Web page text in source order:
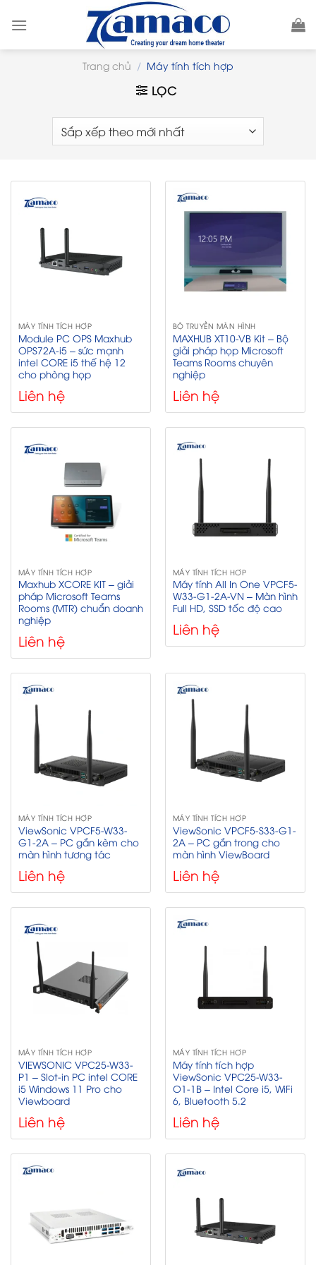
Trang chủ / Máy tính tích hợp
LỌC
MÁY TÍNH TÍCH HỢP
Module PC OPS Maxhub
OPS72A-i5 – sức mạnh
intel CORE i5 thế hệ 12
cho phòng họp
Liên hệ
BỘ TRUYỀN MÀN HÌNH
MAXHUB XT10-VB Kit – Bộ
giải pháp họp Microsoft
Teams Rooms chuyên
nghiệp
Liên hệ
MÁY TÍNH TÍCH HỢP
Maxhub XCORE KIT – giải
pháp Microsoft Teams
Rooms (MTR) chuẩn doanh
nghiệp
Liên hệ
MÁY TÍNH TÍCH HỢP
Máy tính All In One VPCF5-
W33-G1-2A-VN – Màn hình
Full HD, SSD tốc độ cao
Liên hệ
MÁY TÍNH TÍCH HỢP
ViewSonic VPCF5-W33-
G1-2A – PC gắn kèm cho
màn hình tương tác
Liên hệ
MÁY TÍNH TÍCH HỢP
ViewSonic VPCF5-S33-G1-
2A – PC gắn trong cho
màn hình ViewBoard
Liên hệ
MÁY TÍNH TÍCH HỢP
VIEWSONIC VPC25-W33-
P1 – Slot-in PC intel CORE
i5 Windows 11 Pro cho
Viewboard
Liên hệ
MÁY TÍNH TÍCH HỢP
Máy tính tích hợp
ViewSonic VPC25-W33-
O1-1B – Intel Core i5, WiFi
6, Bluetooth 5.2
Liên hệ